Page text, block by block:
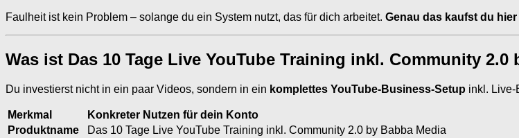
Faulheit ist kein Problem – solange du ein System nutzt, das für dich arbeitet. Genau das kaufst du hier
Was ist Das 10 Tage Live YouTube Training inkl. Community 2.0
Du investierst nicht in ein paar Videos, sondern in ein komplettes YouTube-Business-Setup inkl. Live-
Merkmal
Konkreter Nutzen für dein Konto
Produktname
Das 10 Tage Live YouTube Training inkl. Community 2.0 by Babba Media